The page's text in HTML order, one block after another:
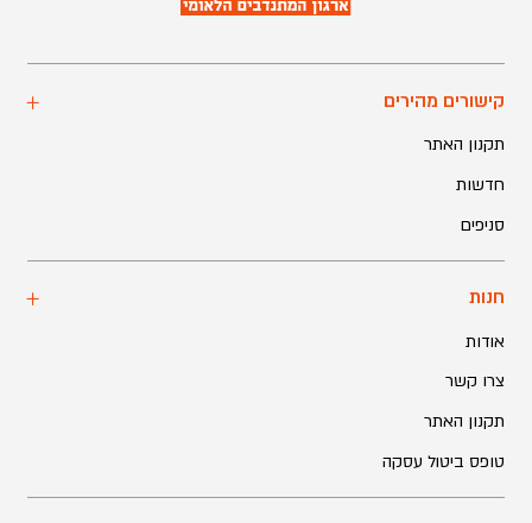
קישורים מהירים
תקנון האתר
חדשות
סניפים
חנות
אודות
צרו קשר
תקנון האתר
טופס ביטול עסקה